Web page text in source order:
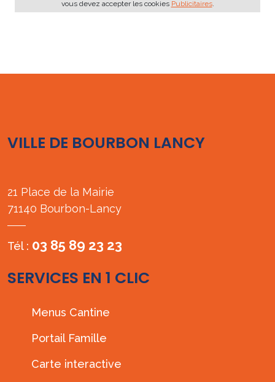
vous devez accepter les cookies Publicitaires.
VILLE DE BOURBON LANCY
21 Place de la Mairie
71140 Bourbon-Lancy
Tél : 03 85 89 23 23
SERVICES EN 1 CLIC
Menus Cantine
Portail Famille
Carte interactive